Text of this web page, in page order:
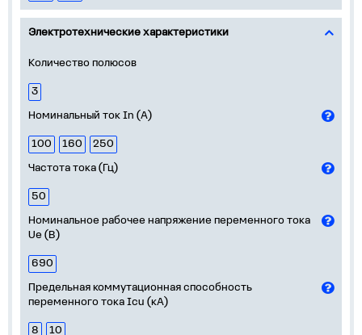
Электротехнические характеристики
Количество полюсов
3
Номинальный ток In (А)
100 160
250
Частота тока (Гц)
50
Номинальное рабочее напряжение переменного тока
Ue (В)
690
Предельная коммутационная способность
переменного тока Icu (кА)
8
10